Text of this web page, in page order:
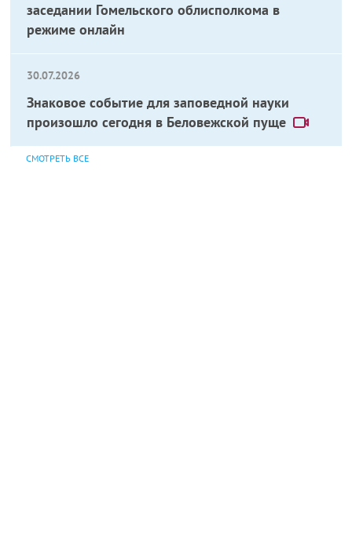
заседании Гомельского облисполкома в
режиме онлайн
30.07.2026
Знаковое событие для заповедной науки
произошло сегодня в Беловежской пуще
СМОТРЕТЬ ВСЕ